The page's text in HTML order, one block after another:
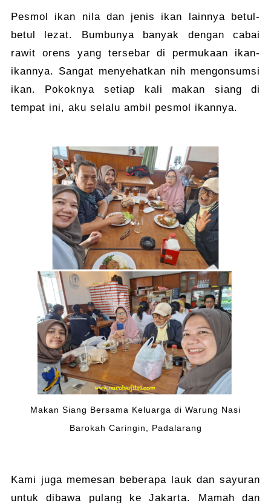
Pesmol ikan nila dan jenis ikan lainnya betul-
betul lezat. Bumbunya banyak dengan cabai
rawit orens yang tersebar di permukaan ikan-
ikannya. Sangat menyehatkan nih mengonsumsi
ikan. Pokoknya setiap kali makan siang di
tempat ini, aku selalu ambil pesmol ikannya.
Makan Siang Bersama Keluarga di Warung Nasi
Barokah Caringin, Padalarang
Kami juga memesan beberapa lauk dan sayuran
untuk dibawa pulang ke Jakarta. Mamah dan